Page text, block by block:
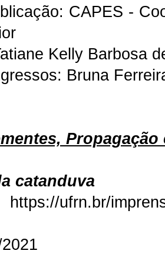
CAPES -
Kelly Barbosa
Bruna
catanduva
https://ufrn.br/